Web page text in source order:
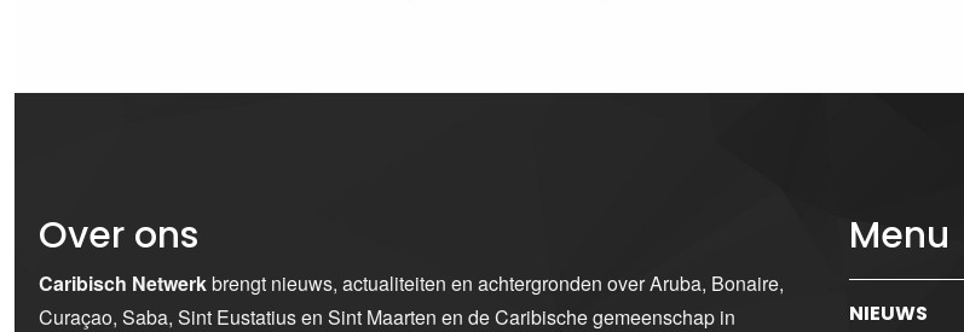
Over ons
Caribisch Netwerkbrengt nieuws, actualiteiten en achtergronden over Aruba, Bonaire,
Curaçao, Saba, Sint Eustatius en Sint Maarten en de Caribische gemeenschap in
Menu
NIEUWS